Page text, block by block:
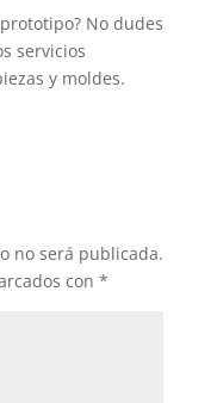
No dudes
servicios
y moldes.
no será publicada.
con *